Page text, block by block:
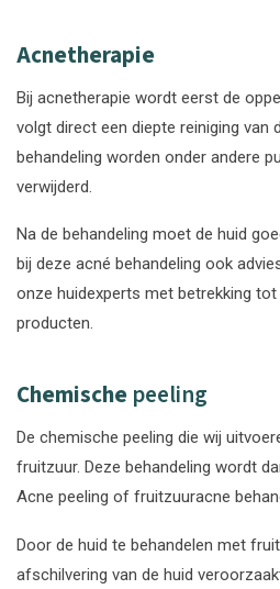
Acnetherapie
Bij acnetherapie wordt eerst de
volgt direct een diepte reiniging van
behandeling worden onder andere
verwijderd.
Na de behandeling moet de huid
bij deze acné behandeling ook
onze huidexperts met betrekking
producten.
Chemische peeling
De chemische peeling die wij
fruitzuur. Deze behandeling wordt
Acne peeling of fruitzuuracne
Door de huid te behandelen met
afschilvering van de huid